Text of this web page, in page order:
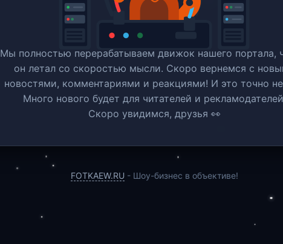
Мы полностью перерабатываем движок нашего портала,
он летал со скоростью мысли. Скоро вернемся c
новостями, комментариями и реакциями! И это точно
Много нового будет для читателей и
Скоро увидимся, друзья 👀
FOTKAEW.RU - Шоу-бизнес в объективе!